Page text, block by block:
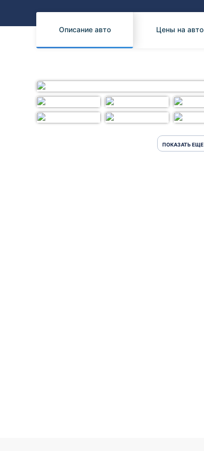
Subaru
Описание авто Цены на авто
ПОКАЗАТЬ ЕЩЕ